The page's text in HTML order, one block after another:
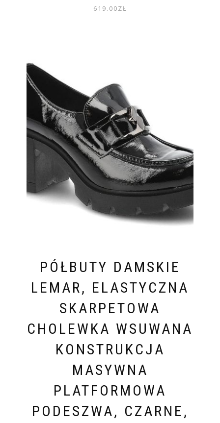
619.00ZŁ
PÓŁBUTY DAMSKIE
LEMAR, ELASTYCZNA
SKARPETOWA
CHOLEWKA WSUWANA
KONSTRUKCJA
MASYWNA
PLATFORMOWA
PODESZWA, CZARNE,